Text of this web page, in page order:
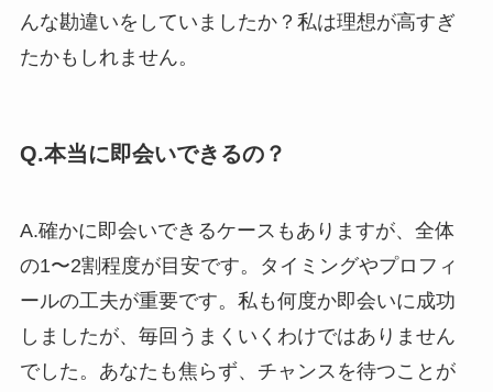
んな勘違いをしていましたか？私は理想が高すぎ
たかもしれません。
Q.本当に即会いできるの？
A.確かに即会いできるケースもありますが、全体
の1〜2割程度が目安です。タイミングやプロフィ
ールの工夫が重要です。私も何度か即会いに成功
しましたが、毎回うまくいくわけではありません
でした。あなたも焦らず、チャンスを待つことが